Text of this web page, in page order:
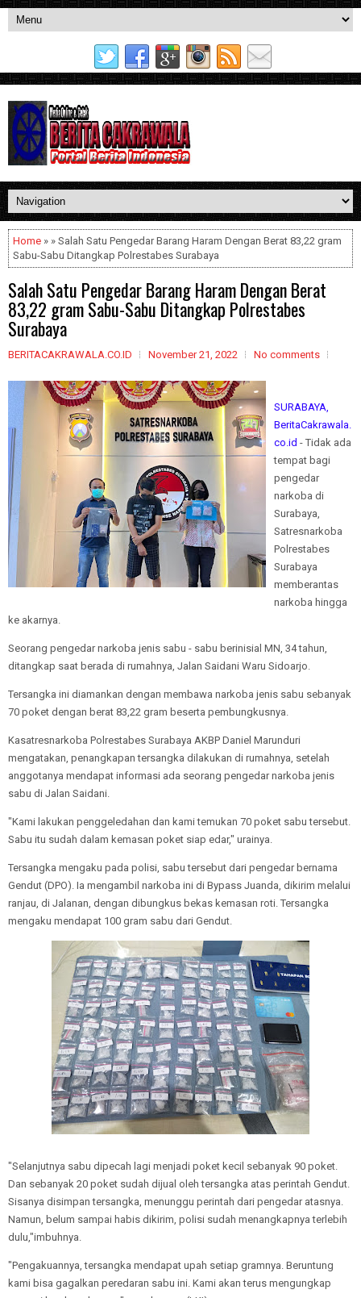
Home » » Salah Satu Pengedar Barang Haram Dengan Berat 83,22 gram
Sabu-Sabu Ditangkap Polrestabes Surabaya
Salah Satu Pengedar Barang Haram Dengan Berat
83,22 gram Sabu-Sabu Ditangkap Polrestabes
Surabaya
BERITACAKRAWALA.CO.ID November 21, 2022 No comments
SURABAYA,
BeritaCakrawala.
co.id - Tidak ada
tempat bagi
pengedar
narkoba di
Surabaya,
Satresnarkoba
Polrestabes
Surabaya
memberantas
narkoba hingga
ke akarnya.
Seorang pengedar narkoba jenis sabu - sabu berinisial MN, 34 tahun,
ditangkap saat berada di rumahnya, Jalan Saidani Waru Sidoarjo.
Tersangka ini diamankan dengan membawa narkoba jenis sabu sebanyak
70 poket dengan berat 83,22 gram beserta pembungkusnya.
Kasatresnarkoba Polrestabes Surabaya AKBP Daniel Marunduri
mengatakan, penangkapan tersangka dilakukan di rumahnya, setelah
anggotanya mendapat informasi ada seorang pengedar narkoba jenis
sabu di Jalan Saidani.
"Kami lakukan penggeledahan dan kami temukan 70 poket sabu tersebut.
Sabu itu sudah dalam kemasan poket siap edar," urainya.
Tersangka mengaku pada polisi, sabu tersebut dari pengedar bernama
Gendut (DPO). Ia mengambil narkoba ini di Bypass Juanda, dikirim melalui
ranjau, di Jalanan, dengan dibungkus bekas kemasan roti. Tersangka
mengaku mendapat 100 gram sabu dari Gendut.
"Selanjutnya sabu dipecah lagi menjadi poket kecil sebanyak 90 poket.
Dan sebanyak 20 poket sudah dijual oleh tersangka atas perintah Gendut.
Sisanya disimpan tersangka, menunggu perintah dari pengedar atasnya.
Namun, belum sampai habis dikirim, polisi sudah menangkapnya terlebih
dulu,"imbuhnya.
"Pengakuannya, tersangka mendapat upah setiap gramnya. Beruntung
kami bisa gagalkan peredaran sabu ini. Kami akan terus mengungkap